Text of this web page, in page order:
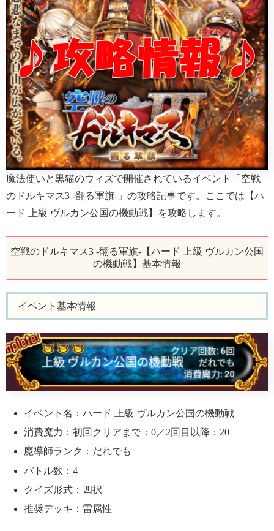
魔法使いと黒猫のウィズで開催されているイベント「空戦
のドルキマス3 -翻る軍旗-」の攻略記事です。ここでは【ハ
ード 上級 ヴルカン公国の機動戦】を攻略します。
空戦のドルキマス3 -翻る軍旗-【ハード 上級 ヴルカン公国
の機動戦】基本情報
イベント基本情報
イベント名：ハード 上級 ヴルカン公国の機動戦
消費魔力：初回クリアまで：0／2回目以降：20
魔導師ランク：だれでも
バトル数：4
クイズ形式：四択
推奨デッキ：雷属性